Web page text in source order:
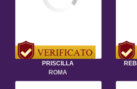
PRISCILLA
ROMA